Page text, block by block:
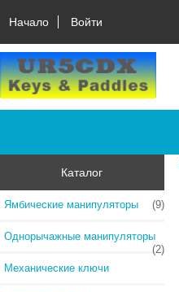
Начало Войти
Каталог
Ямбические манипуляторы (9)
Однорычажные манипуляторы
(2)
Механические ключи